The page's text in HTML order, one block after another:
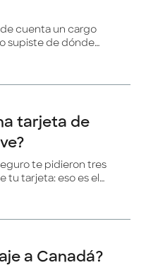
cuenta un cargo
supiste de dónde
de cuenta
a evitar cargos
tarjeta de
te pidieron tres
tu tarjeta: eso es el
al momento de
barreras contra el
a Canadá?